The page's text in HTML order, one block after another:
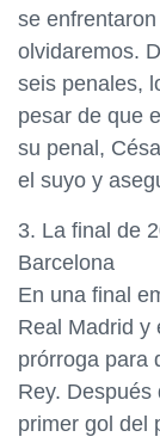
se
olvidaremos.
seis penales,
pesar de que
su penal,
el suyo y
3. La final de
Barcelona
En una final
Real Madrid y
prórroga para
Rey. Después
primer gol del